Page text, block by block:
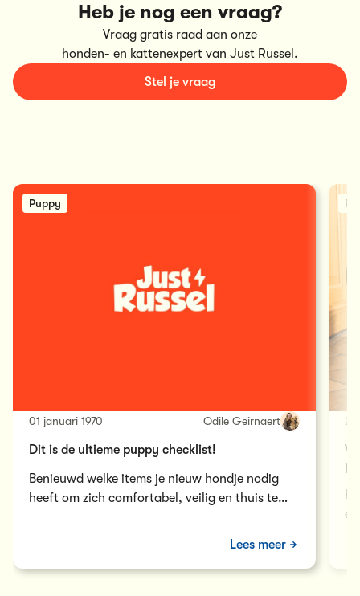
Heb je nog een vraag?
Vraag gratis raad aan onze
honden- en kattenexpert van Just Russel.
Stel je vraag
Puppy
01 januari 1970 Odile Geirnaert
Dit is de ultieme puppy checklist!
Benieuwd welke items je nieuw hondje nodig
heeft om zich comfortabel, veilig en thuis te
Lees meer
er